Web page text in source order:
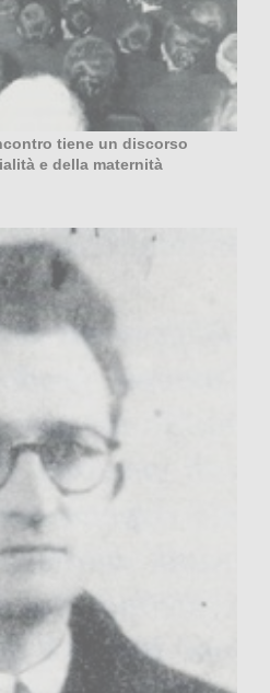
tiene un discorso
e della maternità